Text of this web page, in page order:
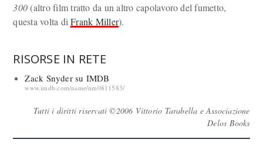
300(altro film tratto da un altro capolavoro del fumetto,
questa volta diFrank Miller).
RISORSE IN RETE
Zack Snyder su IMDB
www.imdb.com/name/nm0811583/
Tutti i diritti riservati ©2006 Vittorio Tarabella e Associazione
Delos Books